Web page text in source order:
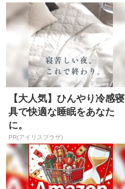
【大人気】ひんやり冷感寝
具で快適な睡眠をあなた
に。
PR(アイリスプラザ)